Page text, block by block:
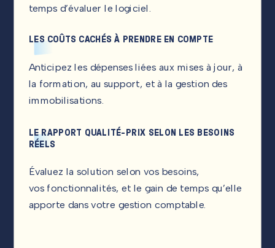
temps d’évaluer le logiciel.
LES COÛTS CACHÉS À PRENDRE EN COMPTE
Anticipez les dépenses liées aux mises à jour, à
la formation, au support, et à la gestion des
immobilisations.
LE RAPPORT QUALITÉ-PRIX SELON LES BESOINS
RÉELS
Évaluez la solution selon vos besoins,
vos fonctionnalités, et le gain de temps qu’elle
apporte dans votre gestion comptable.